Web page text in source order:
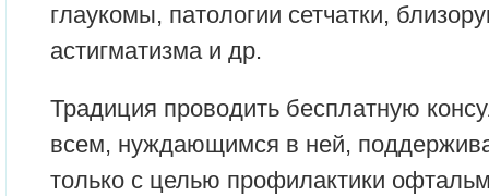
глаукомы, патологии сетчатки,
астигматизма и др.
Традиция проводить бесплатную
всем, нуждающимся в ней,
только с целью профилактики